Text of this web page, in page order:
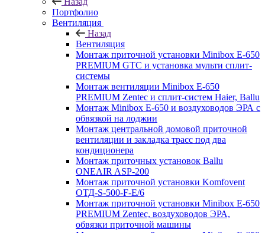
Портфолио
Вентиляция
Назад
Вентиляция
Монтаж приточной установки Minibox E-650
PREMIUM GTC и установка мульти сплит-
системы
Монтаж вентиляции Minibox E-650
PREMIUM Zentec и сплит-систем Haier, Ballu
Монтаж Minibox E-650 и воздуховодов ЭРА с
обвязкой на лоджии
Монтаж центральной домовой приточной
вентиляции и закладка трасс под два
кондиционера
Монтаж приточных установок Ballu
ONEAIR ASP-200
Монтаж приточной установки Komfovent
ОТД-S-500-F-E/6
Монтаж приточной установки Minibox E-650
PREMIUM Zentec, воздуховодов ЭРА,
обвязки приточной машины